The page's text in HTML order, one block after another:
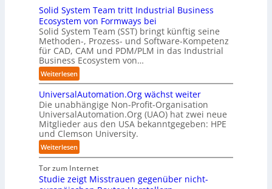
t
e
l
l
i
g
e
n
n
“
u
m
C
o
-
C
E
O
e
c
h
e
n
z
e
n
t
r
e
n
i
n
D
e
u
:
T
r
e
f
f
p
u
k
t
f
ü
r
p
r
a
x
b
:
D
i
s
r
u
p
t
b
l
i
c
k
t
f
Solid System Team tritt Industrial Business
Ecosystem von Formways bei
Solid System Team (SST) bringt künftig seine
Methoden-, Prozess- und Software-Kompetenz
für CAD, CAM und PDM/PLM in das Industrial
Business Ecosystem von…
Weiterlesen:
S
o
l
i
d
S
s
t
e
m
UniversalAutomation.Org wächst weiter
Die unabhängige Non-Profit-Organisation
UniversalAutomation.Org (UAO) hat zwei neue
Mitglieder aus den USA bekanntgegeben: HPE
und Clemson University.
Weiterlesen:
U
n
i
Tor zum Internet
Studie zeigt Misstrauen gegenüber nicht-